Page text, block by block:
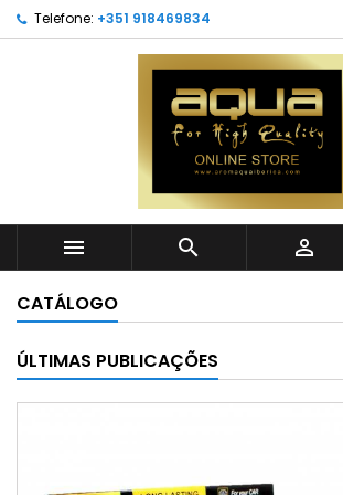
Telefone: +351 918469834
  
CATÁLOGO
ÚLTIMAS PUBLICAÇÕES